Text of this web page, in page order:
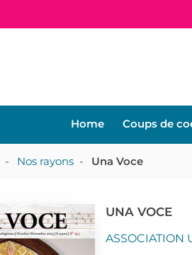
Home Coups de
- Nos rayons - Una Voce
UNA VOCE
ASSOCIATION